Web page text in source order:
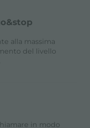
alla massima
del livello
in modo